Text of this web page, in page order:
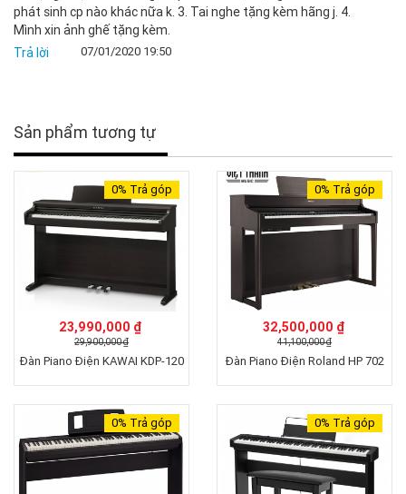
phát sinh cp nào khác nữa k. 3. Tai nghe tặng kèm hãng j. 4.
Mình xin ảnh ghế tặng kèm.
Trả lời
07/01/2020 19:50
Sản phẩm tương tự
0% Trả góp
23,990,000 ₫
29,900,000 ₫
Đàn Piano Điện KAWAI KDP-120
0% Trả góp
32,500,000 ₫
41,100,000 ₫
Đàn Piano Điện Roland HP 702
0% Trả góp 0% Trả góp